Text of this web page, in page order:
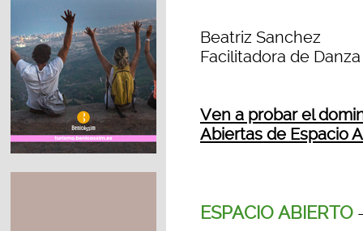
Beatriz Sanchez
Facilitadora de
Ven a probar el
Abiertas de Espacio
ESPACIO ABIERTO